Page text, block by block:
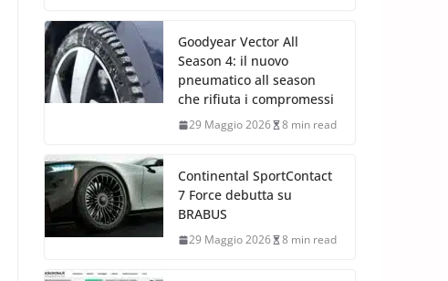
Goodyear Vector All
Season 4: il nuovo
pneumatico all season
che rifiuta i compromessi
29 Maggio 2026 8 min read
Continental SportContact
7 Force debutta su
BRABUS
29 Maggio 2026 8 min read